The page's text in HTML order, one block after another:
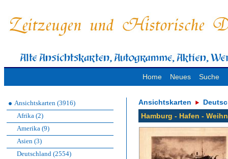
Home Neues Suche
Ansichtskarten (3916)
Afrika (2)
Amerika (9)
Asien (3)
Deutschland (2554)
Ansichtskarten
Hamburg - Hafen -